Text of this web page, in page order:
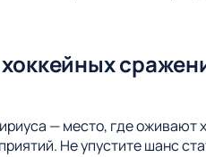
— место, где оживают
Не упустите шанс